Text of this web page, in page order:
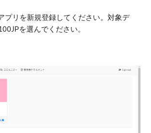
プリを新規登録してください。対象デ
を選んでください。